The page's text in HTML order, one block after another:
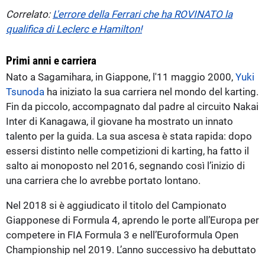
Correlato: L'errore della Ferrari che ha ROVINATO la
qualifica di Leclerc e Hamilton!
Primi anni e carriera
Nato a Sagamihara, in Giappone, l'11 maggio 2000, Yuki
Tsunoda ha iniziato la sua carriera nel mondo del karting.
Fin da piccolo, accompagnato dal padre al circuito Nakai
Inter di Kanagawa, il giovane ha mostrato un innato
talento per la guida. La sua ascesa è stata rapida: dopo
essersi distinto nelle competizioni di karting, ha fatto il
salto ai monoposto nel 2016, segnando così l’inizio di
una carriera che lo avrebbe portato lontano.
Nel 2018 si è aggiudicato il titolo del Campionato
Giapponese di Formula 4, aprendo le porte all’Europa per
competere in FIA Formula 3 e nell’Euroformula Open
Championship nel 2019. L’anno successivo ha debuttato